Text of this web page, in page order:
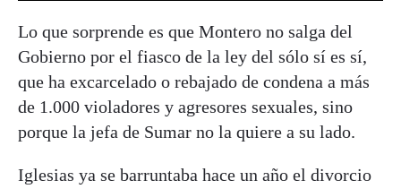
Lo que sorprende es que Montero no salga del
Gobierno por el fiasco de la ley del sólo sí es sí,
que ha excarcelado o rebajado de condena a más
de 1.000 violadores y agresores sexuales, sino
porque la jefa de Sumar no la quiere a su lado.
Iglesias ya se barruntaba hace un año el divorcio